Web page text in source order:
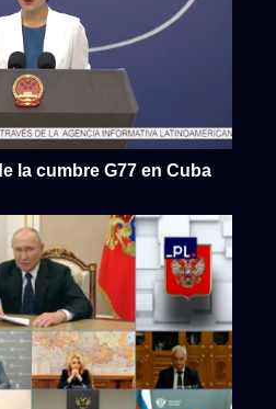
la cumbre G77 en Cuba